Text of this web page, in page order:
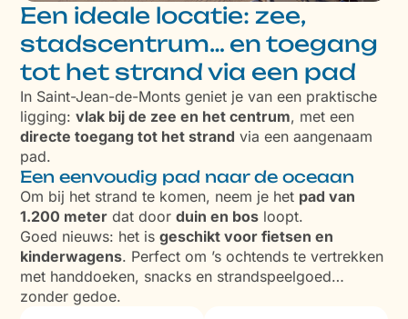
Een ideale locatie: zee,
stadscentrum… en toegang
tot het strand via een pad
In Saint-Jean-de-Monts geniet je van een praktische
ligging:vlak bij de zee en het centrum, met een
directe toegang tot het strand via een aangenaam
pad.
Een eenvoudig pad naar de oceaan
Om bij het strand te komen, neem je het pad van
1.200 meter dat doorduin en bos loopt.
Goed nieuws: het isgeschikt voor fietsen en
kinderwagens. Perfect om ’s ochtends te vertrekken
met handdoeken, snacks en strandspeelgoed…
zonder gedoe.